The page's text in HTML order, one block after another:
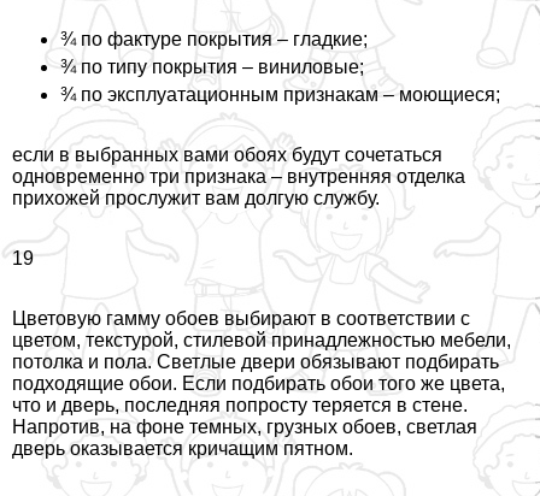
¾ по фактуре покрытия – гладкие;
¾ по типу покрытия – виниловые;
¾ по эксплуатационным признакам – моющиеся;
если в выбранных вами обоях будут сочетаться
одновременно три признака – внутренняя отделка
прихожей прослужит вам долгую службу.
19
Цветовую гамму обоев выбирают в соответствии с
цветом, текстурой, стилевой принадлежностью мебели,
потолка и пола. Светлые двери обязывают подбирать
подходящие обои. Если подбирать обои того же цвета,
что и дверь, последняя попросту теряется в стене.
Напротив, на фоне темных, грузных обоев, светлая
дверь оказывается кричащим пятном.